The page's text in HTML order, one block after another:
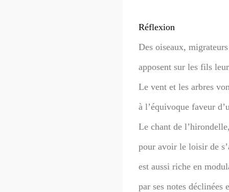
Réflexion
Des oiseaux,
apposent sur les fils
Le vent et les arbres
à l’équivoque faveur
Le chant de
pour avoir le loisir de
est aussi riche en
par ses notes déclinées